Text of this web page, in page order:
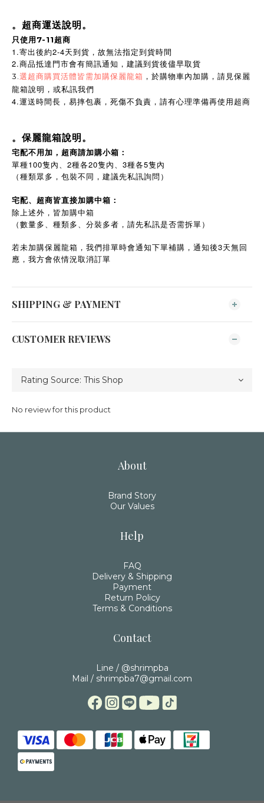
。超商運送說明。
只使用7-11超商
1.寄出後約2-4天到貨，故無法指定到貨時間
2.商品抵達門市會有簡訊通知，建議到貨後儘早取貨
3. 選超商購買活體皆需加購保麗龍箱 ，於購物車內加購，請見保麗
龍箱說明，或私訊我們
4.運送時間長，易摔包裹，死傷不負責，請有心理準備再使用超商
。保麗龍箱說明。
宅配不用加，超商請加購小箱：
單種100隻內、2種各20隻內、3種各5隻內
（種類眾多，包裝不同，建議先私訊詢問）
宅配、超商皆直接加購中箱：
除上述外，皆加購中箱
（數量多、種類多、分裝多者，請先私訊是否需拆單）
若未加購保麗龍箱，我們排單時會通知下單補購，通知後3天無回
應，我方會依情況取消訂單
SHIPPING & PAYMENT
CUSTOMER REVIEWS
No review for this product
About
Brand Story
Our Values
Help
FAQ
Delivery & Shipping
Payment
Return Policy
Terms & Conditions
Contact
Line / @shrimpba
Mail / shrimpba7@gmail.com